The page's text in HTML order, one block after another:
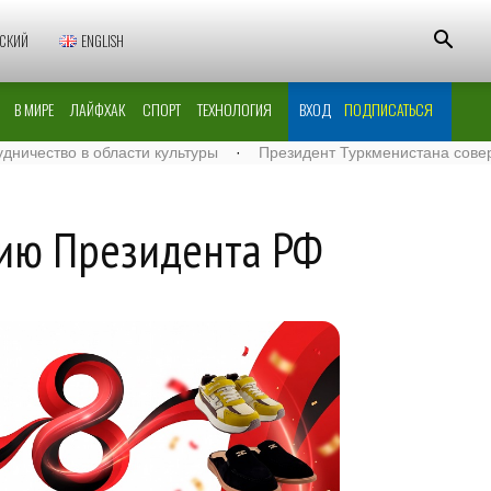
ENGLISH
В МИРЕ ЛАЙФХАК СПОРТ ТЕХНОЛОГИЯ ВХОД ПОДПИСАТЬСЯ
в области культуры · Президент Туркменистана совершил
Президента РФ